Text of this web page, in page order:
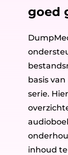
goed
basis
serie.
inhoud